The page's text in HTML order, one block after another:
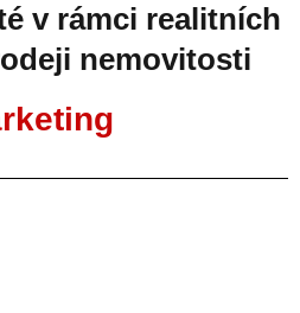
v rámci realitních
nemovitosti